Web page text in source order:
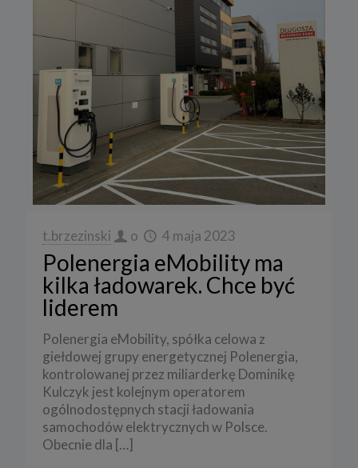
t.brzezinski o 4 maja 2023
Polenergia eMobility ma
kilka ładowarek. Chce być
liderem
Polenergia eMobility, spółka celowa z
giełdowej grupy energetycznej Polenergia,
kontrolowanej przez miliarderkę Dominikę
Kulczyk jest kolejnym operatorem
ogólnodostępnych stacji ładowania
samochodów elektrycznych w Polsce.
Obecnie dla […]